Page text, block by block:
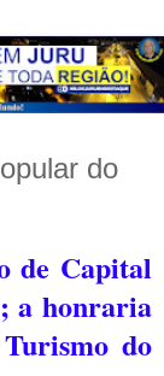
do
de Capital
a honraria
do